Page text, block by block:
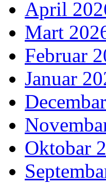
April
Mart
Februar
Januar
Oktobar